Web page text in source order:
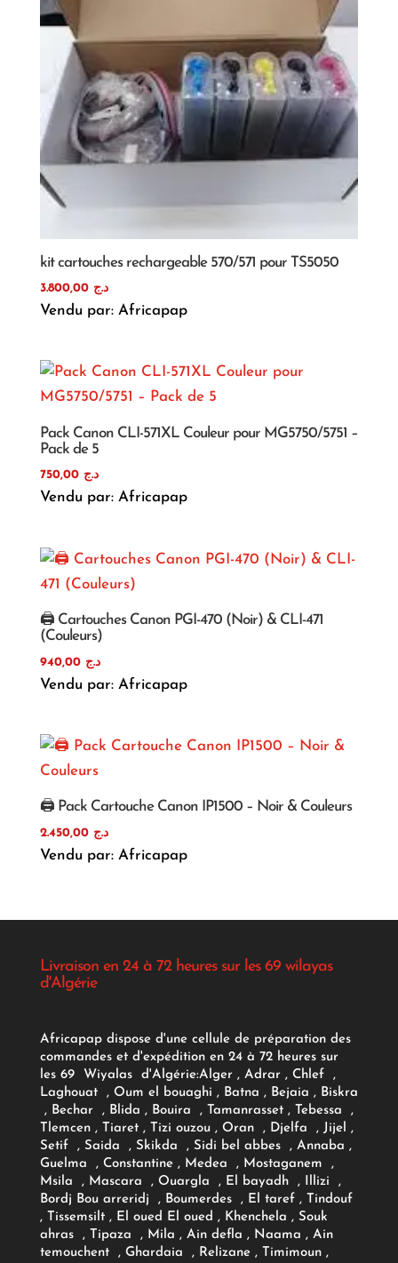
kit cartouches rechargeable 570/571 pour TS5050
د.ج 3.800,00
Vendu par: Africapap
Pack Canon CLI-571XL Couleur pour MG5750/5751 –
Pack de 5
د.ج 750,00
Vendu par: Africapap
🖨️ Cartouches Canon PGI-470 (Noir) & CLI-471
(Couleurs)
د.ج 940,00
Vendu par: Africapap
🖨️ Pack Cartouche Canon IP1500 – Noir & Couleurs
د.ج 2.450,00
Vendu par: Africapap
Livraison en 24 à 72 heures sur les 69 wilayas
d'Algérie
Africapap dispose d'une cellule de préparation des
commandes et d'expédition en 24 à 72 heures sur
les 69 Wiyalas d'Algérie:Alger , Adrar, Chlef ,
Laghouat , Oum el bouaghi , Batna , Bejaia , Biskra
, Bechar , Blida , Bouira , Tamanrasset , Tebessa ,
Tlemcen , Tiaret , Tizi ouzou , Oran , Djelfa , Jijel ,
Setif , Saida , Skikda , Sidi bel abbes , Annaba ,
Guelma , Constantine , Medea , Mostaganem ,
Msila , Mascara , Ouargla , El bayadh , Illizi ,
Bordj Bou arreridj , Boumerdes , El taref , Tindouf
, Tissemsilt , El oued El oued , Khenchela , Souk
ahras , Tipaza , Mila , Ain defla , Naama , Ain
temouchent , Ghardaia , Relizane , Timimoun ,